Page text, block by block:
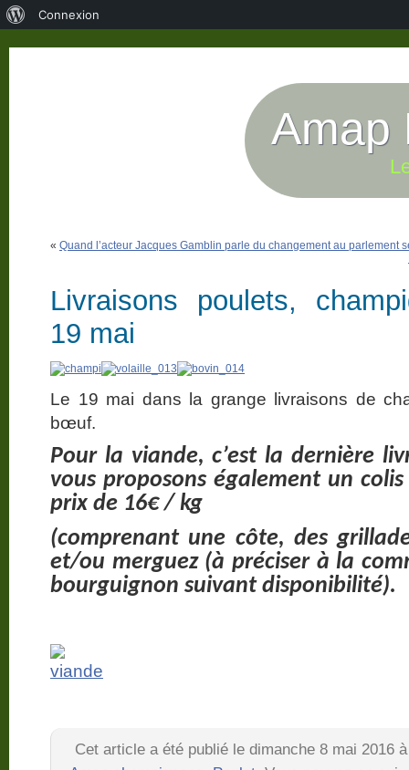
Amap
« Quand l’acteur Jacques Gamblin parle du changement au parlement
Livraisons poulets,
19 mai
Le 19 mai dans la grange livraisons de
bœuf.
Pour la viande, c’est la dernière
vous proposons également un
prix de 16€ / kg
(comprenant une côte, des
et/ou merguez (à préciser à la
bourguignon suivantdisponibilité).
Cet article a été publié le dimanche 8 mai 2016
Connexion